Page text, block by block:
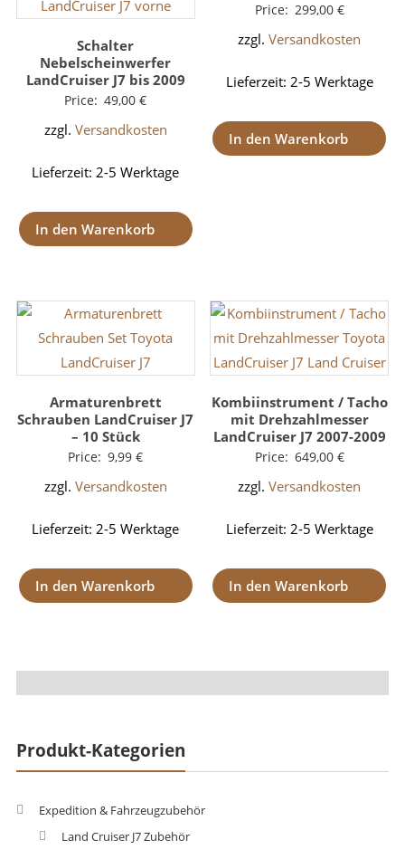
Schalter
Nebelscheinwerfer
LandCruiser J7 bis 2009
Price: 49,00€
zzgl. Versandkosten
Lieferzeit:2-5 Werktage
In den Warenkorb
Price: 299,00 €
zzgl.Versandkosten
Lieferzeit: 2-5 Werktage
In den Warenkorb
Armaturenbrett
Schrauben LandCruiser J7
– 10 Stück
Price: 9,99€
zzgl. Versandkosten
Lieferzeit:2-5 Werktage
In den Warenkorb
Kombiinstrument / Tacho
mit Drehzahlmesser
LandCruiser J7 2007-2009
Price: 649,00 €
zzgl.Versandkosten
Lieferzeit: 2-5 Werktage
In den Warenkorb
Produkt-Kategorien
Expedition & Fahrzeugzubehör
Land Cruiser J7 Zubehör